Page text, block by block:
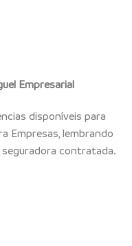
Empresarial
disponíveis para
Empresas, lembrando
contratada.